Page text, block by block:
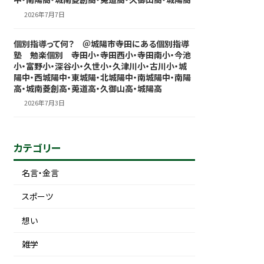
2026年7月7日
個別指導って何？ ＠城陽市寺田にある個別指導
塾 勉楽個別 寺田小・寺田西小・寺田南小・今池
小・富野小・深谷小・久世小・久津川小・古川小・城
陽中・西城陽中・東城陽・北城陽中・南城陽中・南陽
高・城南菱創高・莵道高・久御山高・城陽高
2026年7月3日
カテゴリー
名言・金言
スポーツ
想い
雑学